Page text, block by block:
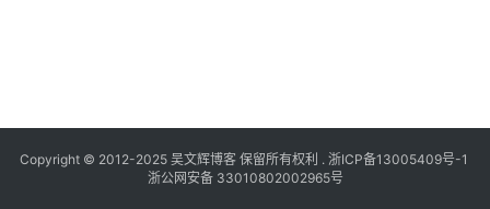
Copyright © 2012-2025 吴文辉博客保留所有权利 . 浙ICP备13005409号-1
浙公网安备 33010802002965号